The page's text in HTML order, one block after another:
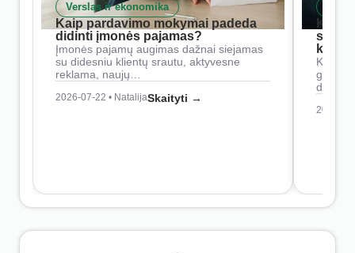
Verslas ir ekonomika
Kaip pardavimo mokymai padeda
didinti įmonės pajamas?
Įmonės pajamų augimas dažnai siejamas
su didesniu klientų srautu, aktyvesne
reklama, naujų…
2026-07-22 • NatalijaSkaityti →
Kaip
2026-